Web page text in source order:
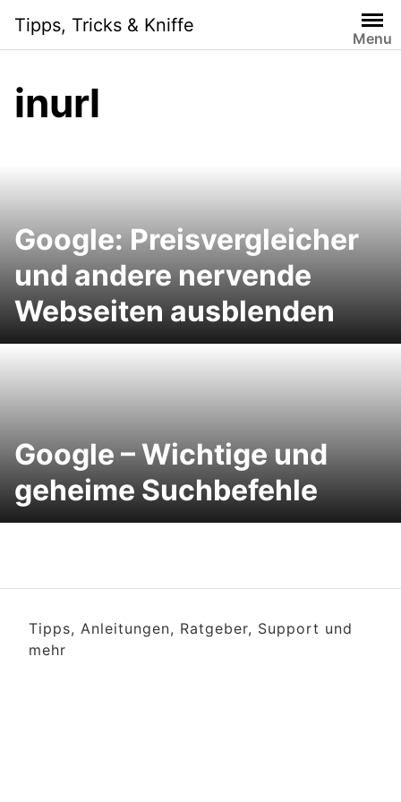
content
Tipps, Tricks & Kniffe
Menu
inurl
Google: Preisvergleicher
und andere nervende
Webseiten ausblenden
Google – Wichtige und
geheime Suchbefehle
Tipps, Anleitungen, Ratgeber, Support und
mehr